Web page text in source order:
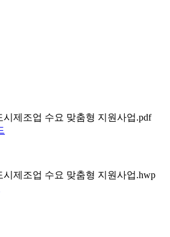
시제조업 수요 맞춤형 지원사업.pdf
시제조업 수요 맞춤형 지원사업.hwp